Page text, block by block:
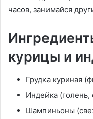
часов, занимайся
курицы и
Грудка куриная
Индейка
Шампиньоны